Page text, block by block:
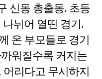
신동 총출동. 초등
나뉘어 열띤 경기.
온 부모들로 경기
워질수록 커지는
리다고 무시하지